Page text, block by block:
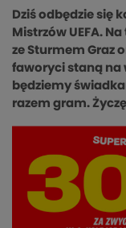
Dziś odbędzie się
Mistrzów UEFA.
ze Sturmem Graz
faworyci staną na
będziemy
razem gram.